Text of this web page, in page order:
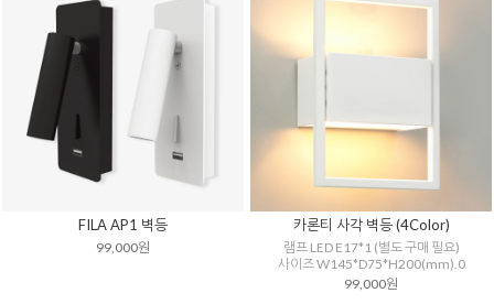
FILA AP1 벽등
99,000원
카론티 사각 벽등 (4Color)
램프 LED E17*1 (별도 구매 필요)
사이즈 W145*D75*H200(mm).0
99,000원